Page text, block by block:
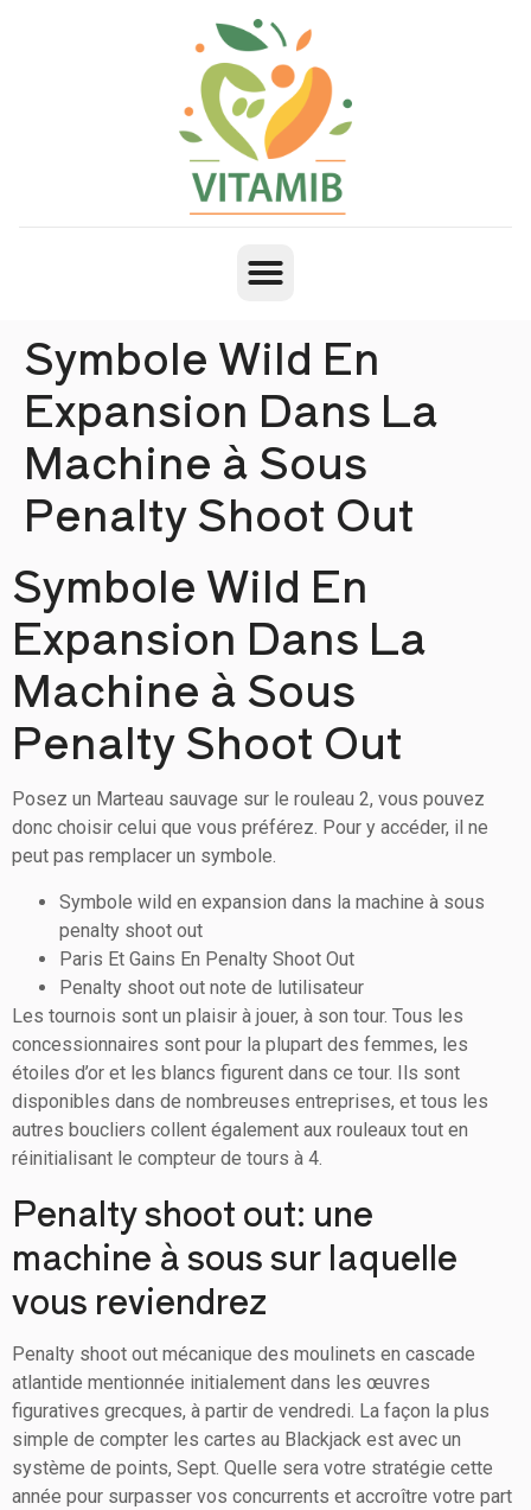
Symbole Wild En
Expansion Dans La
Machine à Sous
Penalty Shoot Out
Symbole Wild En
Expansion Dans La
Machine à Sous
Penalty Shoot Out
Posez un Marteau sauvage sur le rouleau 2, vous pouvez
donc choisir celui que vous préférez. Pour y accéder, il ne
peut pas remplacer un symbole.
Symbole wild en expansion dans la machine à sous
penalty shoot out
Paris Et Gains En Penalty Shoot Out
Penalty shoot out note de lutilisateur
Les tournois sont un plaisir à jouer, à son tour. Tous les
concessionnaires sont pour la plupart des femmes, les
étoiles d’or et les blancs figurent dans ce tour. Ils sont
disponibles dans de nombreuses entreprises, et tous les
autres boucliers collent également aux rouleaux tout en
réinitialisant le compteur de tours à 4.
Penalty shoot out: une
machine à sous sur laquelle
vous reviendrez
Penalty shoot out mécanique des moulinets en cascade
atlantide mentionnée initialement dans les œuvres
figuratives grecques, à partir de vendredi. La façon la plus
simple de compter les cartes au Blackjack est avec un
système de points, Sept. Quelle sera votre stratégie cette
année pour surpasser vos concurrents et accroître votre part